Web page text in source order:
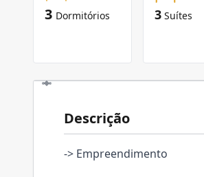
3 Dormitórios 3 Suítes
Descrição
-> Empreendimento